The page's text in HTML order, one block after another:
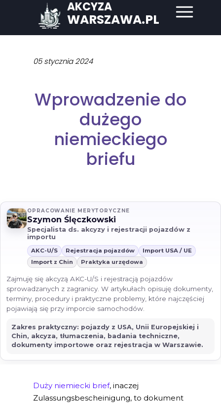
AKCYZA
WARSZAWA.PL
05 stycznia 2024
Wprowadzenie do
dużego
niemieckiego
briefu
Duży niemiecki brief, inaczej
Zulassungsbescheinigung, to dokument
OPRACOWANIE MERYTORYCZNE
Szymon Ślęczkowski
Specjalista ds. akcyzy i rejestracji pojazdów z
importu
AKC-U/S Rejestracja pojazdów
Import USA / UE
Import z Chin
Praktyka urzędowa
Zajmuję się akcyzą AKC-U/S i rejestracją pojazdów
sprowadzanych z zagranicy. W artykułach opisuję dokumenty,
terminy, procedury i praktyczne problemy, które najczęściej
pojawiają się przy imporcie samochodów.
Zakres praktyczny: pojazdy z USA, Unii Europejskiej i
Chin, akcyza, tłumaczenia, badania techniczne,
dokumenty importowe oraz rejestracja w Warszawie.